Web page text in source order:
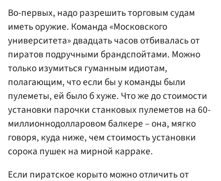
Во-первых, надо разрешить торговым судам
иметь оружие. Команда «Московского
университета» двадцать часов отбивалась от
пиратов подручными брандспойтами. Можно
только изумиться гуманным идиотам,
полагающим, что если бы у команды были
пулеметы, ей было б хуже. Что же до стоимости
установки парочки станковых пулеметов на 60-
миллионнодолларовом балкере – она, мягко
говоря, куда ниже, чем стоимость установки
сорока пушек на мирной карраке.
Если пиратское корыто можно отличить от